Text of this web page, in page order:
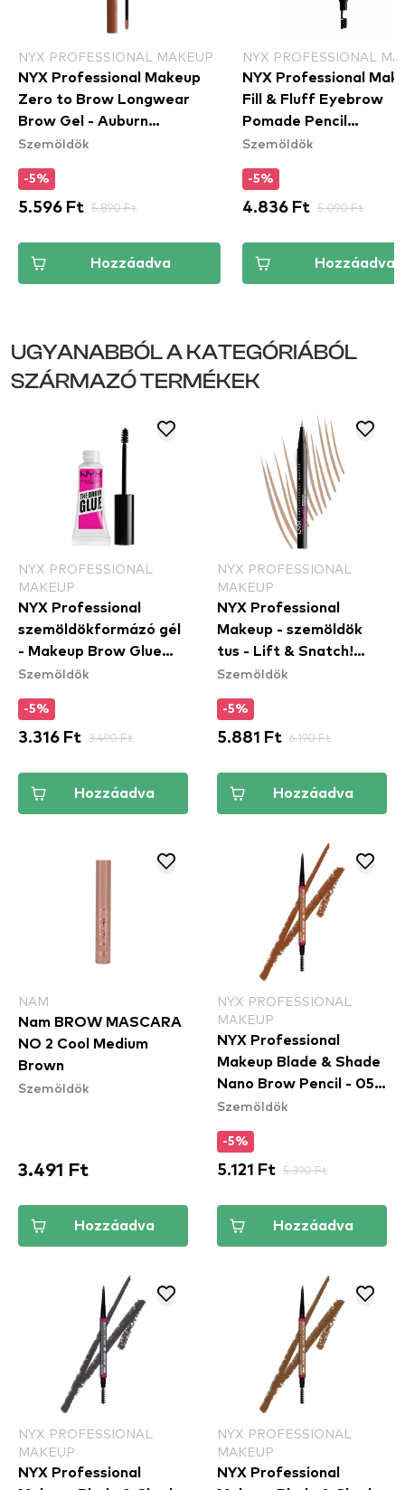
NYX PROFESSIONAL MAKEUP
NYX Professional Makeup
Zero to Brow Longwear
Brow Gel - Auburn
(ZTBG04) - szemöldök gél
Szemöldök
-5%
5.596 Ft 5.890 Ft
Hozzáadva
NYX PROFESSIONAL
NYX Professional
Fill & Fluff Eyebrow
Pomade Pencil
szemöldökcerzua -
Szemöldök
-5%
4.836 Ft 5.090 Ft
Hozzáadva
UGYANABBÓL A KATEGÓRIÁBÓL
SZÁRMAZÓ TERMÉKEK
NYX PROFESSIONAL
MAKEUP
NYX Professional
szemöldökformázó gél
- Makeup Brow Glue
Instant Brow Styler
Szemöldök
-5%
3.316 Ft 3.490 Ft
Hozzáadva
NYX PROFESSIONAL
MAKEUP
NYX Professional
Makeup - szemöldök
tus - Lift & Snatch!
Brow Tint Pen - 01
Szemöldök
-5%
5.881 Ft 6.190 Ft
Hozzáadva
NAM
Nam BROW MASCARA
NO 2 Cool Medium
Brown
Szemöldök
3.491 Ft
Hozzáadva
NYX PROFESSIONAL
MAKEUP
NYX Professional
Makeup Blade & Shade
Nano Brow Pencil - 05
Auburn
Szemöldök
-5%
5.121 Ft 5.390 Ft
Hozzáadva
NYX PROFESSIONAL
MAKEUP
NYX Professional
NYX PROFESSIONAL
MAKEUP
NYX Professional